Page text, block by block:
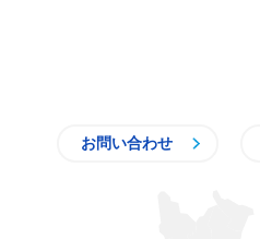
お問い合わせ